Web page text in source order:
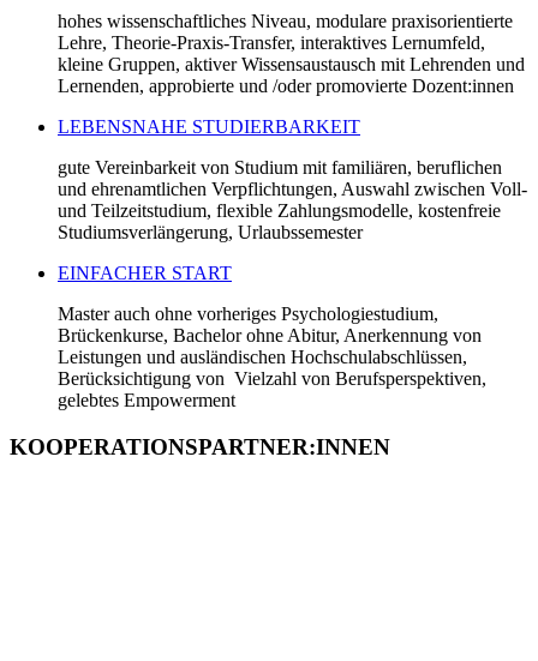
hohes wissenschaftliches Niveau, modulare praxisorientierte
Lehre, Theorie-Praxis-Transfer, interaktives Lernumfeld,
kleine Gruppen, aktiver Wissensaustausch mit Lehrenden und
Lernenden, approbierte und /oder promovierte Dozent:innen
LEBENSNAHE STUDIERBARKEIT
gute Vereinbarkeit von Studium mit familiären, beruflichen
und ehrenamtlichen Verpflichtungen, Auswahl zwischen Voll-
und Teilzeitstudium, flexible Zahlungsmodelle, kostenfreie
Studiumsverlängerung, Urlaubssemester
EINFACHER START
Master auch ohne vorheriges Psychologiestudium,
Brückenkurse, Bachelor ohne Abitur, Anerkennung von
Leistungen und ausländischen Hochschulabschlüssen,
Berücksichtigung von Vielzahl von Berufsperspektiven,
gelebtes Empowerment
KOOPERATIONS­PARTNER:INNEN